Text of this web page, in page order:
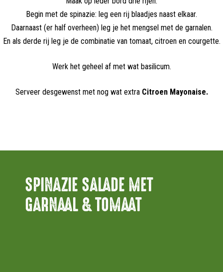
Begin met de spinazie: leg een rij blaadjes naast elkaar.
Daarnaast (er half overheen) leg je het mengsel met de garnalen.
En als derde rij leg je de combinatie van tomaat, citroen en courgette.
Werk het geheel af met wat basilicum.
Serveer desgewenst met nog wat extra Citroen Mayonaise.
SPINAZIE SALADE MET
GARNAAL & TOMAAT